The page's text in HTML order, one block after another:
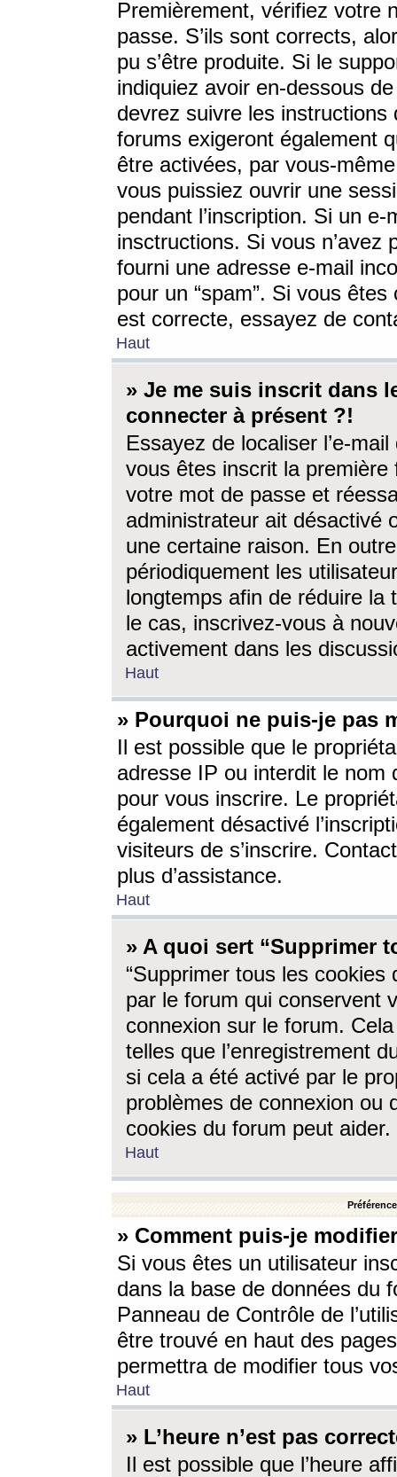
Premièrement, vérifiez votre
passe. S’ils sont corrects,
pu s’être produite. Si le
indiquiez avoir en-dessous
devrez suivre les
forums exigeront également
être activées, par vous-
vous puissiez ouvrir une
pendant l’inscription. Si un
insctructions. Si vous n’avez
fourni une adresse e-mail
pour un “spam”. Si vous
est correcte, essayez de
Haut
» Je me suis inscrit dans
connecter à présent ?!
Essayez de localiser l’e-
vous êtes inscrit la première
votre mot de passe et
administrateur ait désactivé
une certaine raison. En
périodiquement les
longtemps afin de réduire la
le cas, inscrivez-vous à
activement dans les
Haut
» Pourquoi ne puis-je pas
Il est possible que le
adresse IP ou interdit le nom
pour vous inscrire. Le
également désactivé
visiteurs de s’inscrire.
plus d’assistance.
Haut
» A quoi sert “Supprimer
“Supprimer tous les cookies
par le forum qui conservent
connexion sur le forum.
telles que l’enregistrement
si cela a été activé par le
problèmes de connexion ou
cookies du forum peut aider.
Haut
» Comment puis-je
Si vous êtes un utilisateur
dans la base de données du
Panneau de Contrôle de
être trouvé en haut des
permettra de modifier tous
Haut
» L’heure n’est pas
Il est possible que l’heure